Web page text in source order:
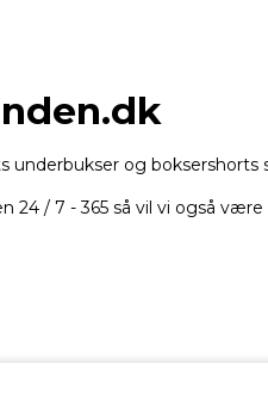
og
24 / 7 - 365 så vil vi også